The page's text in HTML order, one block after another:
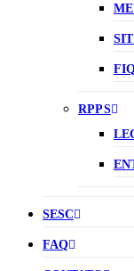
RPPS
SESC
FAQ